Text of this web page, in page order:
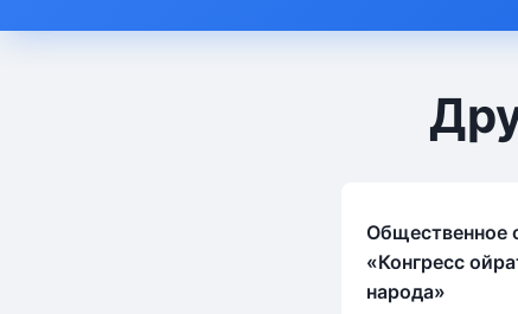
Общественное
«Конгресс
народа»